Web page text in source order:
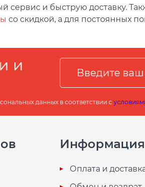
сервис и быструю доставку.
со скидкой, а для постоянных
и
данных в соответствии с
Информация
Оплата и